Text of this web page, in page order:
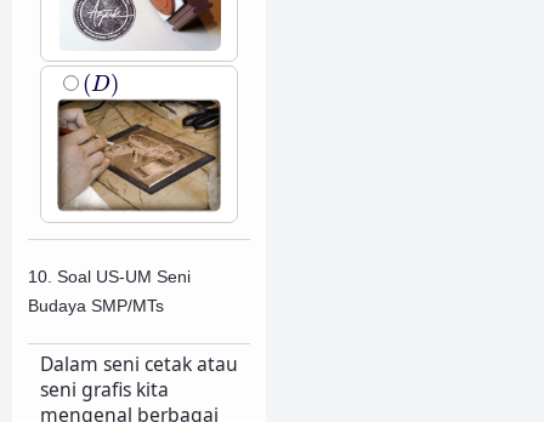
(D)
(D)
10. Soal US-UM Seni
Budaya SMP/MTs
Dalam seni cetak atau
seni grafis kita
mengenal berbagai